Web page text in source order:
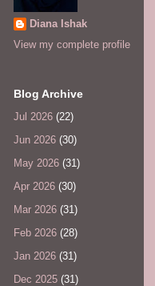
Diana Ishak
View my complete profile
Blog Archive
Jul 2026 (22)
Jun 2026 (30)
May 2026 (31)
Apr 2026 (30)
Mar 2026 (31)
Feb 2026 (28)
Jan 2026 (31)
Dec 2025 (31)